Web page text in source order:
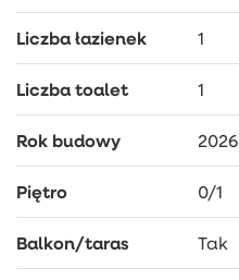
Liczba łazienek 1
Liczba toalet 1
Rok budowy 2026
Piętro 0/1
Balkon/taras Tak